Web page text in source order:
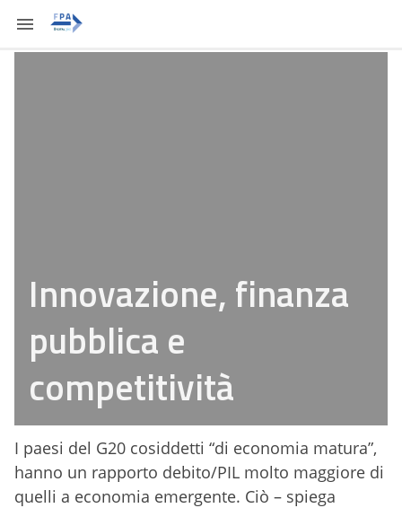
Innovazione, finanza
pubblica e
competitività
I paesi del G20 cosiddetti “di economia matura”,
hanno un rapporto debito/PIL molto maggiore di
quelli a economia emergente. Ciò – spiega